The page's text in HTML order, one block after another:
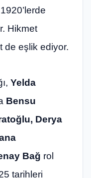
Hikmet
de eşlik ediyor.
Yelda
Bensu
Derya
Bağ rol
tarihleri